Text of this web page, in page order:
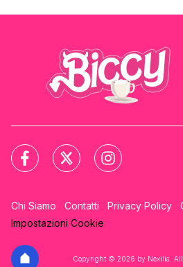
Chi Siamo Contatti Privacy Policy
Impostazioni Cookie
Copyright © 2026 by Nexilia. All